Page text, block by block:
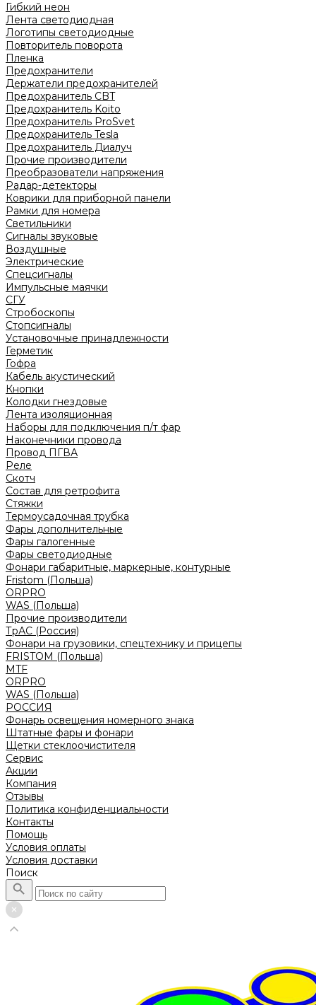
Гибкий неон
Лента светодиодная
Логотипы светодиодные
Повторитель поворота
Пленка
Предохранители
Держатели предохранителей
Предохранитель CBT
Предохранитель Koito
Предохранитель ProSvet
Предохранитель Tesla
Предохранитель Диалуч
Прочие производители
Преобразователи напряжения
Радар-детекторы
Коврики для приборной панели
Рамки для номера
Светильники
Сигналы звуковые
Воздушные
Электрические
Спецсигналы
Импульсные маячки
СГУ
Стробоскопы
Стопсигналы
Установочные принадлежности
Герметик
Гофра
Кабель акустический
Кнопки
Колодки гнездовые
Лента изоляционная
Наборы для подключения п/т фар
Наконечники провода
Провод ПГВА
Реле
Скотч
Состав для ретрофита
Стяжки
Термоусадочная трубка
Фары дополнительные
Фары галогенные
Фары светодиодные
Фонари габаритные, маркерные, контурные
Fristom (Польша)
ORPRO
WAS (Польша)
Прочие производители
ТрАС (Россия)
Фонари на грузовики, спецтехнику и прицепы
FRISTOM (Польша)
MTF
ORPRO
WAS (Польша)
РОССИЯ
Фонарь освещения номерного знака
Штатные фары и фонари
Щетки стеклоочистителя
Сервис
Акции
Компания
Отзывы
Политика конфиденциальности
Контакты
Помощь
Условия оплаты
Условия доставки
Поиск